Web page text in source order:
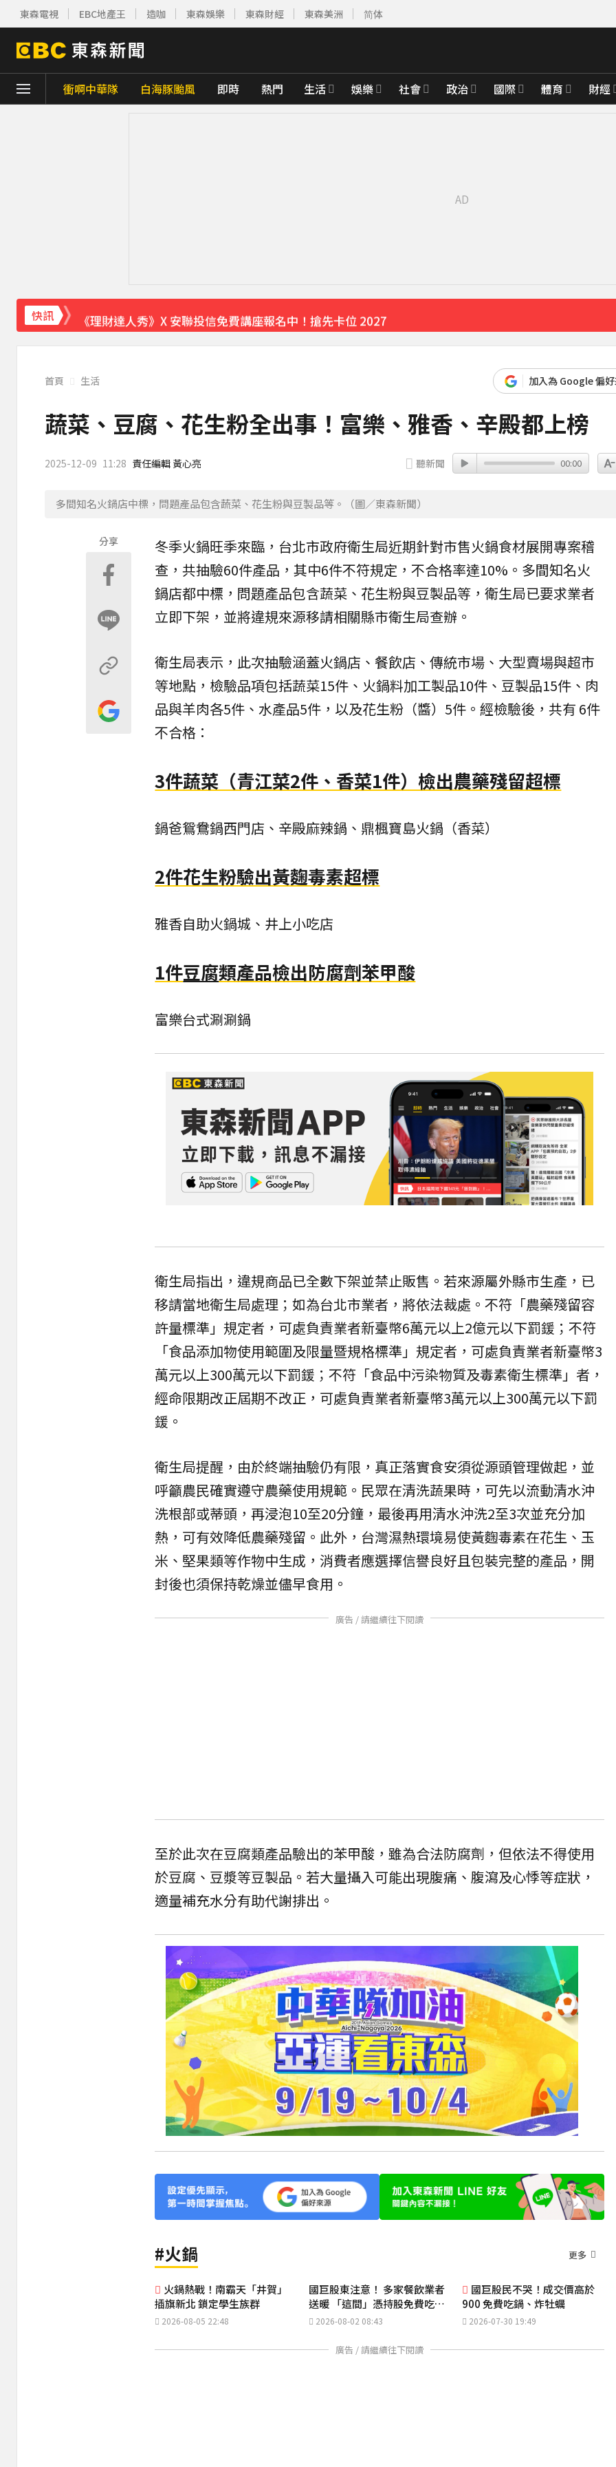
東森電視 EBC地產王 造咖 東森娛樂 東森財經 東森美洲 简体
衝啊中華隊 白海豚颱風 即時 熱門 生活 娛樂 社會 政治 國際 體育 財經
快訊
《理財達人秀》X 安聯投信免費講座報名中！搶先卡位 2027
首頁 生活 加入為 Google 偏
蔬菜、豆腐、花生粉全出事！富樂、雅香、辛殿都上榜
2025-12-09 11:28 責任編輯 黃心亮 聽新聞 00:00
多間知名火鍋店中標，問題產品包含蔬菜、花生粉與豆製品等。（圖／東森新聞）
分享 冬季火鍋旺季來臨，台北市政府衛生局近期針對市售火鍋食材展開專案稽
查，共抽驗60件產品，其中6件不符規定，不合格率達10%。多間知名火
鍋店都中標，問題產品包含蔬菜 、 花生粉與豆製品等，衛生局已要求業者
立即下架，並將違規來源移請相關縣市衛生局查辦。
衛生局表示，此次抽驗涵蓋火鍋店、餐飲店、傳統市場、大型賣場與超市
等地點，檢驗品項包括蔬菜15件、火鍋料加工製品10件、豆製品15件、肉
品與羊肉各5件、水產品5件，以及花生粉（醬）5件。經檢驗後，共有 6件
不合格：
3件蔬菜（青江菜2件、香菜1件）檢出農藥殘留超標
鍋爸鴛鴦鍋西門店、辛殿麻辣鍋、鼎楓寶島火鍋（香菜）
2件花生粉驗出黃麴毒素超標
雅香自助火鍋城、井上小吃店
1件豆腐類產品檢出防腐劑苯甲酸
富樂台式涮涮鍋
衛生局指出，違規商品已全數下架並禁止販售。若來源屬外縣市生產，已
移請當地衛生局處理；如為台北市業者，將依法裁處。不符「農藥殘留容
許量標準」規定者，可處負責業者新臺幣6萬元以上2億元以下罰鍰；不符
「食品添加物使用範圍及限量暨規格標準」規定者，可處負責業者新臺幣3
萬元以上300萬元以下罰鍰；不符「食品中污染物質及毒素衛生標準」者，
經命限期改正屆期不改正，可處負責業者新臺幣3萬元以上300萬元以下罰
鍰。
衛生局提醒，由於終端抽驗仍有限，真正落實食安須從源頭管理做起，並
呼籲農民確實遵守農藥使用規範。民眾在清洗蔬果時，可先以流動清水沖
洗根部或蒂頭，再浸泡10至20分鐘，最後再用清水沖洗2至3次並充分加
熱，可有效降低農藥殘留。此外，台灣濕熱環境易使黃麴毒素在花生、玉
米、堅果類等作物中生成，消費者應選擇信譽良好且包裝完整的產品，開
封後也須保持乾燥並儘早食用。
廣告 / 請繼續往下閱讀
至於此次在豆腐類產品驗出的苯甲酸，雖為合法防腐劑，但依法不得使用
於豆腐、豆漿等豆製品。若大量攝入可能出現腹痛、腹瀉及心悸等症狀，
適量補充水分有助代謝排出。
#火鍋 更多
火鍋熱戰！南霸天「井賀」
插旗新北 鎖定學生族群
2026-08-05 22:48
國巨股東注意！ 多家餐飲業者
送暖 「這間」憑持股免費吃火
鍋2026-08-02 08:43
國巨股民不哭！成交價高於
900 免費吃鍋、炸牡蠣
2026-07-30 19:49
廣告 / 請繼續往下閱讀